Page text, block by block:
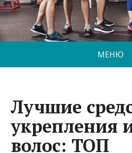
МЕНЮ
Лучшие
укрепления
волос: ТОП